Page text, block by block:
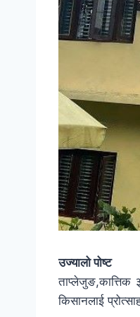
उज्यालो पोष्ट
ताप्लेजुङ,कात्तिक
किसानलाई